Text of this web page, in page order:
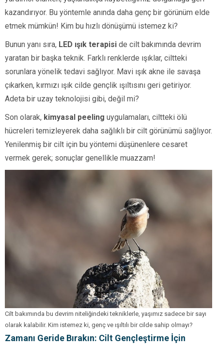
kazandırıyor. Bu yöntemle anında daha genç bir görünüm elde
etmek mümkün! Kim bu hızlı dönüşümü istemez ki?
Bunun yanı sıra, LED ışık terapisi de cilt bakımında devrim
yaratan bir başka teknik. Farklı renklerde ışıklar, ciltteki
sorunlara yönelik tedavi sağlıyor. Mavi ışık akne ile savaşa
çıkarken, kırmızı ışık cilde gençlik ışıltısını geri getiriyor.
Adeta bir uzay teknolojisi gibi, değil mi?
Son olarak, kimyasal peeling uygulamaları, ciltteki ölü
hücreleri temizleyerek daha sağlıklı bir cilt görünümü sağlıyor.
Yenilenmiş bir cilt için bu yöntemi düşünenlere cesaret
vermek gerek; sonuçlar genellikle muazzam!
Cilt bakımında bu devrim niteliğindeki tekniklerle, yaşımız sadece bir sayı
olarak kalabilir. Kim istemez ki, genç ve ışıltılı bir cilde sahip olmayı?
Zamanı Geride Bırakın: Cilt Gençleştirme İçin